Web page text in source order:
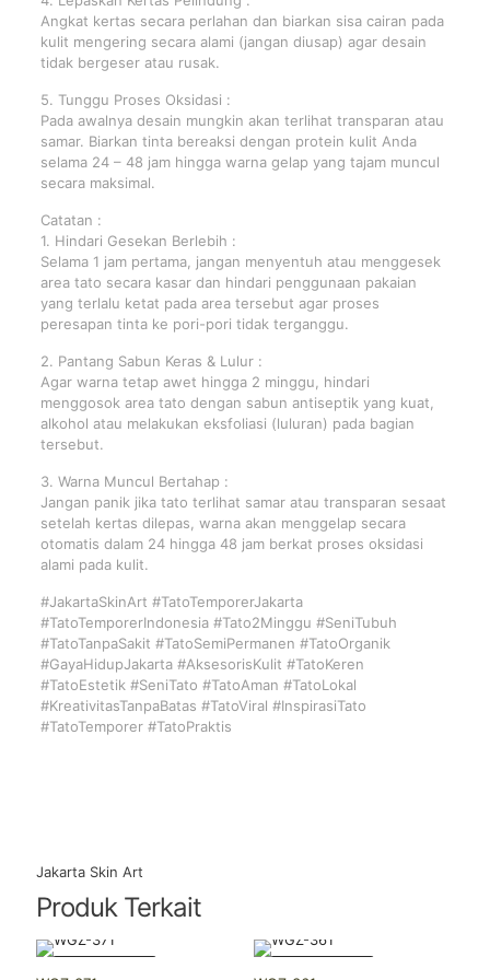
Angkat kertas secara perlahan dan biarkan sisa cairan pada
kulit mengering secara alami (jangan diusap) agar desain
tidak bergeser atau rusak.
5. Tunggu Proses Oksidasi :
Pada awalnya desain mungkin akan terlihat transparan atau
samar. Biarkan tinta bereaksi dengan protein kulit Anda
selama 24 – 48 jam hingga warna gelap yang tajam muncul
secara maksimal.
Catatan :
1. Hindari Gesekan Berlebih :
Selama 1 jam pertama, jangan menyentuh atau menggesek
area tato secara kasar dan hindari penggunaan pakaian
yang terlalu ketat pada area tersebut agar proses
peresapan tinta ke pori-pori tidak terganggu.
2. Pantang Sabun Keras & Lulur :
Agar warna tetap awet hingga 2 minggu, hindari
menggosok area tato dengan sabun antiseptik yang kuat,
alkohol atau melakukan eksfoliasi (luluran) pada bagian
tersebut.
3. Warna Muncul Bertahap :
Jangan panik jika tato terlihat samar atau transparan sesaat
setelah kertas dilepas, warna akan menggelap secara
otomatis dalam 24 hingga 48 jam berkat proses oksidasi
alami pada kulit.
#JakartaSkinArt #TatoTemporerJakarta
#TatoTemporerIndonesia #Tato2Minggu #SeniTubuh
#TatoTanpaSakit #TatoSemiPermanen #TatoOrganik
#GayaHidupJakarta #AksesorisKulit #TatoKeren
#TatoEstetik #SeniTato #TatoAman #TatoLokal
#KreativitasTanpaBatas #TatoViral #InspirasiTato
#TatoTemporer #TatoPraktis
Jakarta Skin Art
Produk Terkait